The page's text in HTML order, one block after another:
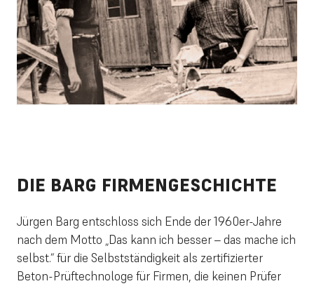
DIE BARG FIRMENGESCHICHTE
Jürgen Barg entschloss sich Ende der 1960er-Jahre
nach dem Motto „Das kann ich besser – das mache ich
selbst.“ für die Selbstständigkeit als zertifizierter
Beton-Prüftechnologe für Firmen, die keinen Prüfer